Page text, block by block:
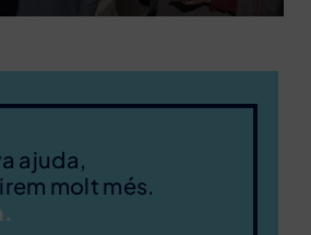
ajuda,
molt més.